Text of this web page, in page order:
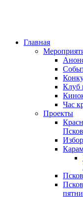
Главная
Клуб
Час
Проекты